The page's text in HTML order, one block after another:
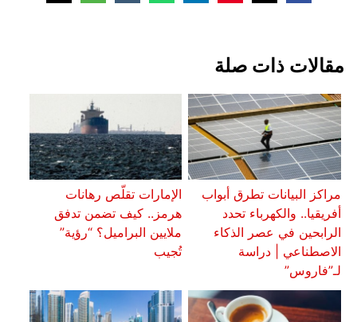
مقالات ذات صلة
مراكز البيانات تطرق أبواب
أفريقيا.. والكهرباء تحدد
الرابحين في عصر الذكاء
الاصطناعي | دراسة
لـ”فاروس”
الإمارات تقلّص رهانات
هرمز.. كيف تضمن تدفق
ملايين البراميل؟ “رؤية”
تُجيب